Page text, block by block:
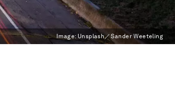
Image: Unsplash／Sander Weeteling